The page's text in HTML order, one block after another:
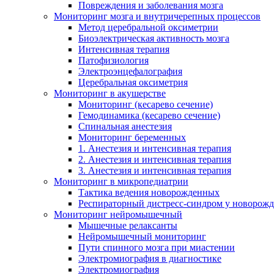
Повреждения и заболевания мозга
Мониторинг мозга и внутричерепных процессов
Метод церебральной оксиметрии
Биоэлектрическая активность мозга
Интенсивная терапия
Патофизиология
Электроэнцефалография
Церебральная оксиметрия
Мониторинг в акушерстве
Мониторинг (кесарево сечение)
Гемодинамика (кесарево сечение)
Спинальная анестезия
Мониторинг беременных
1. Анестезия и интенсивная терапия
2. Анестезия и интенсивная терапия
3. Анестезия и интенсивная терапия
Мониторинг в микропедиатрии
Тактика ведения новорожденных
Респираторный дистресс-синдром у
Мониторинг нейромышечный
Мышечные релаксанты
Нейромышечный мониторинг
Пути спинного мозга при миастении
Электромиография в диагностике
Электромиография